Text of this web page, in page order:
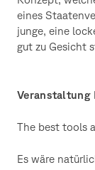
eines
junge, eine
gut zu Gesicht
Veranstaltung
The best tools
Es wäre